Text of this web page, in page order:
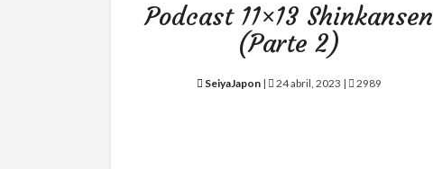
Podcast 11×13 Shinkansen
(Parte 2)
SeiyaJapon| 24 abril, 2023 | 2989